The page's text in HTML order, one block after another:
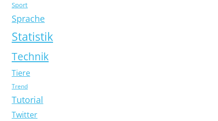
Sport
Sprache
Statistik
Technik
Tiere
Trend
Tutorial
Twitter